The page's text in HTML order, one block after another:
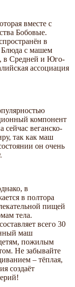
вместе с
Бобовые.
в
Блюда с машем
в Средней и Юго-
ассоциация
компонент
сейчас веганско-
так как маш
он очень
в
в полтора
пищей
тела.
всего 30
маш
пожилым
Не забывайте
– тёплая,
создаёт